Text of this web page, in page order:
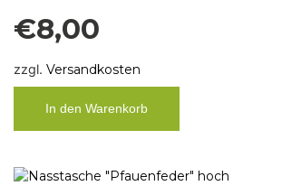
€8,00
zzgl. Versandkosten
In den Warenkorb